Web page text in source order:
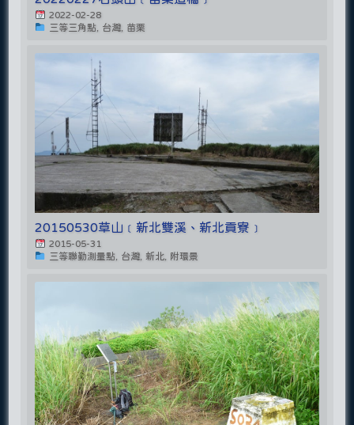
2022-02-28
三等三角點, 台灣, 苗栗
20150530草山﹝新北雙溪、新北貢寮﹞
2015-05-31
三等聯勤測量點, 台灣, 新北, 附環景